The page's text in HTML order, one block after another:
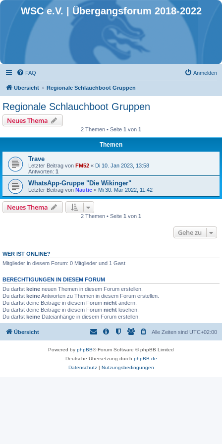
WSC e.V. | Übergangsforum 2018-2022
FAQ Anmelden
Übersicht Regionale Schlauchboot Gruppen
Regionale Schlauchboot Gruppen
Neues Thema
2 Themen • Seite 1 von 1
Themen
Trave
Letzter Beitrag von FM52 « Di 10. Jan 2023, 13:58
Antworten: 1
WhatsApp-Gruppe "Die Wikinger"
Letzter Beitrag von Nautic « Mi 30. Mär 2022, 11:42
Neues Thema
2 Themen • Seite 1 von 1
Gehe zu
WER IST ONLINE?
Mitglieder in diesem Forum: 0 Mitglieder und 1 Gast
BERECHTIGUNGEN IN DIESEM FORUM
Du darfst keine neuen Themen in diesem Forum erstellen.
Du darfst keineAntworten zu Themen in diesem Forum erstellen.
Du darfst deine Beiträge in diesem Forum nicht ändern.
Du darfst deine Beiträge in diesem Forum nicht löschen.
Du darfst keine Dateianhänge in diesem Forum erstellen.
Übersicht Alle Zeiten sind UTC+02:00
Powered by phpBB® Forum Software © phpBB Limited
Deutsche Übersetzung durch phpBB.de
Datenschutz| Nutzungsbedingungen